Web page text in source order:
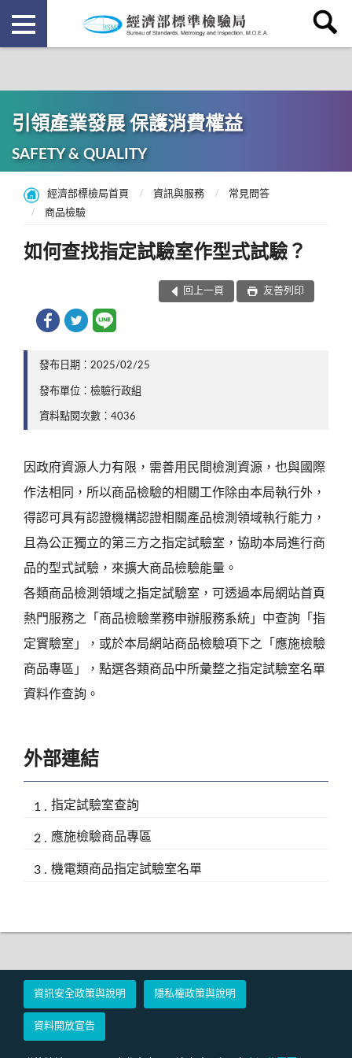
引領產業發展 保護消費權益
SAFETY & QUALITY
經濟部標檢局首頁 資訊與服務
常見問答
商品檢驗
如何查找指定試驗室作型式試驗？
回上一頁 友善列印
發布日期：2025/02/25
發布單位：檢驗行政組
資料點閱次數：4036
因政府資源人力有限，需善用民間檢測資源，也與國際
作法相同，所以商品檢驗的相關工作除由本局執行外，
得認可具有認證機構認證相關產品檢測領域執行能力，
且為公正獨立的第三方之指定試驗室，協助本局進行商
品的型式試驗，來擴大商品檢驗能量。
各類商品檢測領域之指定試驗室，可透過本局網站首頁
熱門服務之「商品檢驗業務申辦服務系統」中查詢「指
定實驗室」，或於本局網站商品檢驗項下之「應施檢驗
商品專區」，點選各類商品中所彙整之指定試驗室名單
資料作查詢。
外部連結
指定試驗室查詢
應施檢驗商品專區
機電類商品指定試驗室名單
資訊安全政策與說明 隱私權政策與說明
資料開放宣告